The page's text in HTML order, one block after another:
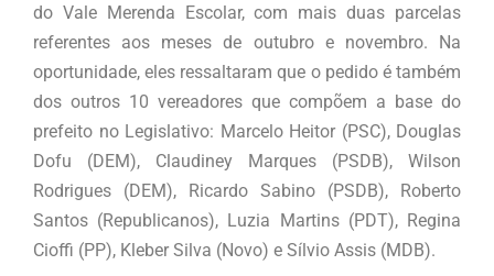
do Vale Merenda Escolar, com mais duas parcelas
referentes aos meses de outubro e novembro. Na
oportunidade, eles ressaltaram que o pedido é também
dos outros 10 vereadores que compõem a base do
prefeito no Legislativo: Marcelo Heitor (PSC), Douglas
Dofu (DEM), Claudiney Marques (PSDB), Wilson
Rodrigues (DEM), Ricardo Sabino (PSDB), Roberto
Santos (Republicanos), Luzia Martins (PDT), Regina
Cioffi (PP), Kleber Silva (Novo) e Sílvio Assis (MDB).